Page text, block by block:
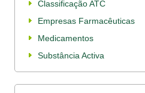
Classificação ATC
Empresas Farmacêuticas
Medicamentos
Substância Activa